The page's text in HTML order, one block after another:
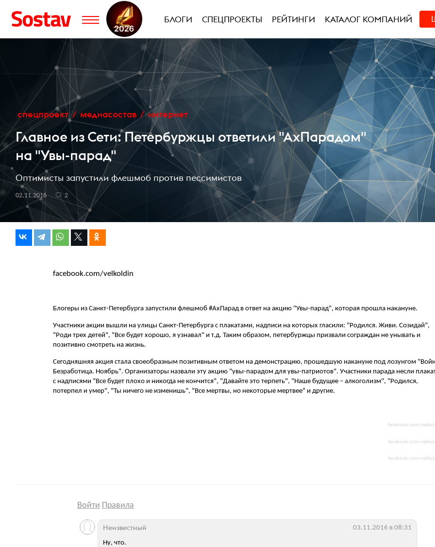
БЛОГИ СПЕЦПРОЕКТЫ РЕЙТИНГИ КАТАЛОГ КОМПАНИЙ
спецпроект медиасостав интернет
Главное из Сети: Петербуржцы ответили "АхПарадом"
на "Увы-парад"
Оптимисты запустили флешмоб против пессимистов
02.11.2016 2
facebook.com/velkoldin
Блогеры из Санкт-Петербурга запустили флешмоб #АхПарад в ответ на акцию "Увы-парад", которая прошла накануне.
Участники акции вышли на улицы Санкт-Петербурга с плакатами, надписи на которых гласили: "Родился. Живи. Созидай",
"Роди трех детей", "Все будет хорошо, я узнавал" и т.д. Таким образом, петербуржцы призвали сограждан не унывать и
позитивно смотреть на жизнь.
Сегодняшняя акция стала своеобразным позитивным ответом на демонстрацию, прошедшую накануне под лозунгом
Безработица. Ноябрь". Организаторы назвали эту акцию "увы-парадом для увы-патриотов". Участники парада несли
с надписями "Все будет плохо и никогда не кончится", "Давайте это терпеть", "Наше будущее – алкоголизм", "Родился,
потерпел и умер", "Ты ничего не изменишь", "Все мертвы, но некоторые мертвее" и другие.
facebook.com/
facebook.com/
facebook.com/
Войти Правила
Ну, что.
Неизвестный 03.11.2016 в 08:31